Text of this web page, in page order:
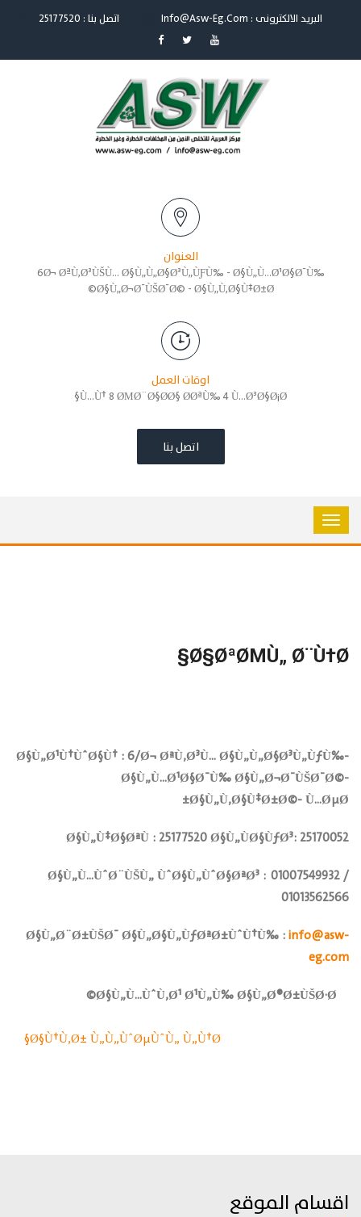
اتصل بنا : 25177520 Info@asw-Eg.com : البريد الالكترونى
العنوان
6Ø¬ ØªÙ‚Ø³ÙŠÙ… Ø§Ù„Ù„Ø§Ø³Ù„ÙƑÙ‰ - Ø§Ù„Ù…Ø¹Ø§Ø¯Ù‰
Ø§Ù„Ø¬Ø¯ÙŠØ¯Ø© - Ø§Ù„Ù‚Ø§Ù‡Ø±Ø©
اوقات العمل
Ù…Ù† 8 ØΜØ¨Ø§Ø­Ø§ Ø­ØªÙ‰ 4 Ù…Ø³Ø§Ø¡Ø§
اتصل بنا
Ø§ØªØΜÙ„ Ø¨Ù†Ø§
Ø§Ù„Ø¹Ù†ÙˆØ§Ù† : 6/Ø¬ ØªÙ‚Ø³Ù… Ø§Ù„Ù„Ø§Ø³Ù„ÙƒÙ‰-
Ø§Ù„Ù…Ø¹Ø§Ø¯Ù‰ Ø§Ù„Ø¬Ø¯ÙŠØ¯Ø©-
Ø§Ù„Ù‚Ø§Ù‡Ø±Ø©- Ù…ØµØ±
Ø§Ù„Ù‡Ø§ØªÙ : 25177520 Ø§Ù„ÙØ§ÙƒØ³: 25170052
Ø§Ù„Ù…ÙˆØ¨ÙŠÙ„ ÙˆØ§Ù„ÙˆØ§ØªØ³ : 01007549932 /
01013562566
Ø§Ù„Ø¨Ø±ÙŠØ¯ Ø§Ù„Ø§Ù„ÙƒØªØ±ÙˆÙ†Ù‰ :info@asw-
eg.com
Ø§Ù„Ù…ÙˆÙ‚Ø¹ Ø¹Ù„Ù‰ Ø§Ù„Ø®Ø±ÙŠØ·Ø©
Ø§Ù†Ù‚Ø± Ù„Ù„ÙˆØµÙˆÙ„ Ù„Ù†Ø§
اقسام الموقع